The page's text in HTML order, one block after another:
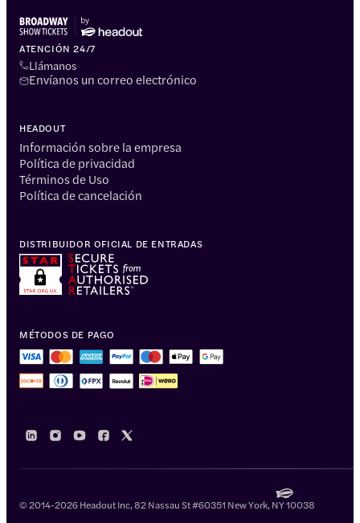
ATENCIÓN 24/7
Llámanos
Envíanos un correo electrónico
HEADOUT
Información sobre la empresa
Política de privacidad
Términos de Uso
Política de cancelación
MÉTODOS DE PAGO
DISTRIBUIDOR OFICIAL DE ENTRADAS
© 2014-2026 Headout Inc, 82 Nassau St #60351 New York, NY 10038